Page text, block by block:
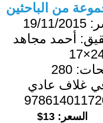
من الباحثين
19/11/2015
أحمد مجاهد
280
غلاف عادي
السعر: 13$